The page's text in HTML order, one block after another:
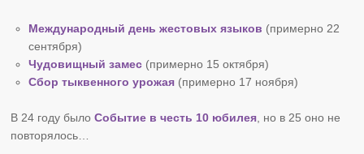
Международный день жестовых языков (примерно 22
сентября)
Чудовищный замес (примерно 15 октября)
Сбор тыквенного урожая (примерно 17 ноября)
В 24 году былоСобытие в честь 10 юбилея , но в 25 оно не
повторялось…